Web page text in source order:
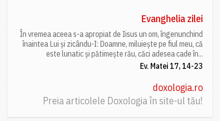
Evanghelia zilei
În vremea aceea s-a apropiat de Iisus un om, îngenunchind
înaintea Lui și zicându-I: Doamne, miluiește pe fiul meu, că
este lunatic și pătimește rău, căci adesea cade în...
Ev. Matei 17, 14-23
doxologia.ro
Preia articolele Doxologia în site-ul tău!